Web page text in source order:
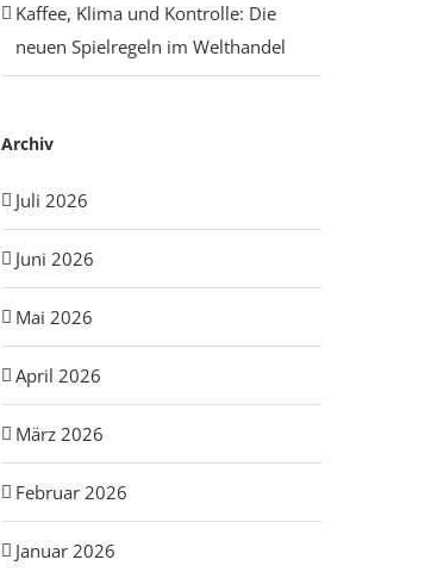
Kaffee, Klima und Kontrolle: Die
neuen Spielregeln im Welthandel
Archiv
Juli 2026
Juni 2026
Mai 2026
April 2026
März 2026
Februar 2026
Januar 2026